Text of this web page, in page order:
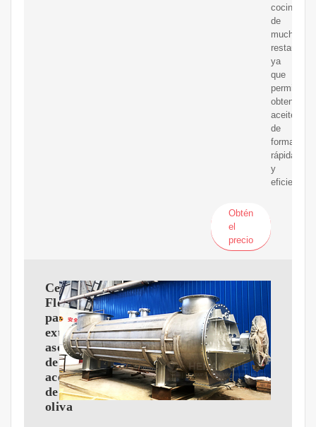
cocinas
de
muchos
ya
que
permite
obtener
aceite
de
forma
rápida
y
eficiente.El
Obtén
el
precio
Centrífugas
Flottweg
para
extracción
asequible
de
aceite
de
oliva